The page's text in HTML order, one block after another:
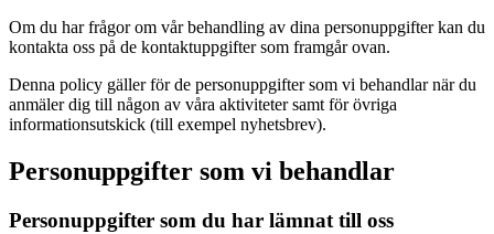
Om du har frågor om vår behandling av dina personuppgifter kan du
kontakta oss på de kontaktuppgifter som framgår ovan.
Denna policy gäller för de personuppgifter som vi behandlar när du
anmäler dig till någon av våra aktiviteter samt för övriga
informationsutskick (till exempel nyhetsbrev).
Personuppgifter som vi behandlar
Personuppgifter som du har lämnat till oss